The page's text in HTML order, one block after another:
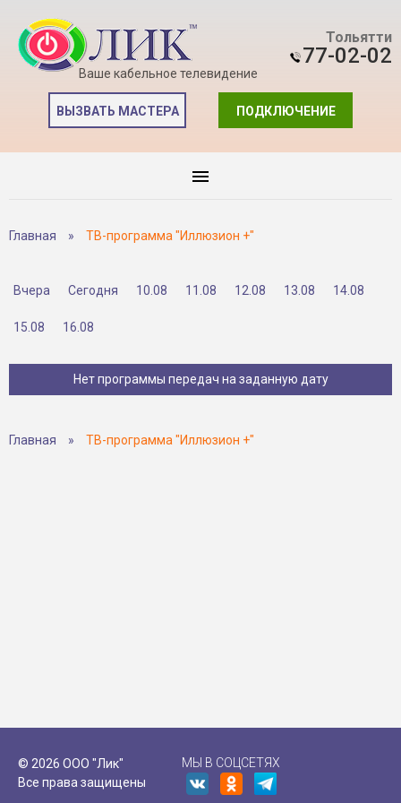
Ваше кабельное телевидение
Тольятти
77-02-02
ПОДКЛЮЧЕНИЕ
ВЫЗВАТЬ МАСТЕРА
Главная » ТВ-программа "Иллюзион +"
Вчера Сегодня 10.08 11.08 12.08 13.08 14.08
15.08 16.08
Нет программы передач на заданную дату
Главная » ТВ-программа "Иллюзион +"
© 2026 ООО "Лик"
Все права защищены
МЫ В СОЦСЕТЯХ